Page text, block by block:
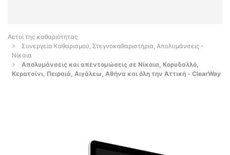
Αετοί της καθαριότητας
Συνεργεία Καθαρισμού, Στεγνοκαθαριστήρια, Απολυμάνσεις -
Νίκαια
Απολυμάνσεις και απεντομώσεις σε Νίκαια, Κορυδαλλό,
Κερατσίνι, Πειραιά, Αιγάλεω, Αθήνα και όλη την Αττική - ClearWay